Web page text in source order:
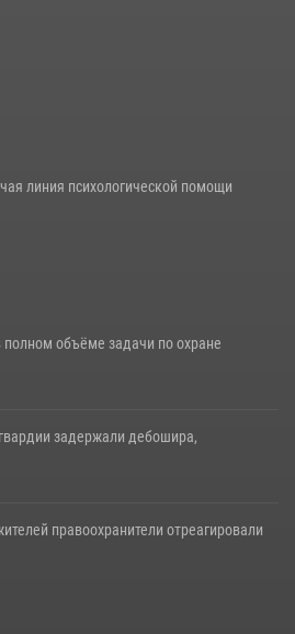
безопасность Всероссийского
линия психологической помощи
объёме задачи по охране
задержали дебошира,
правоохранители отреагировали